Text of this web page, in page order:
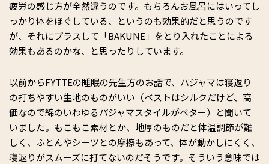
疲労の感じ方が全然違うのです。もちろんお風呂にはいってし
っかり体をほぐしている、というのも効果的だと思うのです
が、それにプラスして「BAKUNE」をとり入れたことによる
効果もあるのかな、と思ったりしています。
以前からFYTTEの睡眠の先生方のお話で、パジャマは寝返り
の打ちやすい生地のものがいい（ベストはシルクだけど、高
価なので綿のいわゆるパジャマスタイルがベター）と聞いて
いました。もこもこ素材とか、地厚のものだと体温調節が難
しく、ふとんやシーツとの摩擦もあって、体が動かしにくく、
寝返りがスムーズに打てないのだそうです。そういう意味では